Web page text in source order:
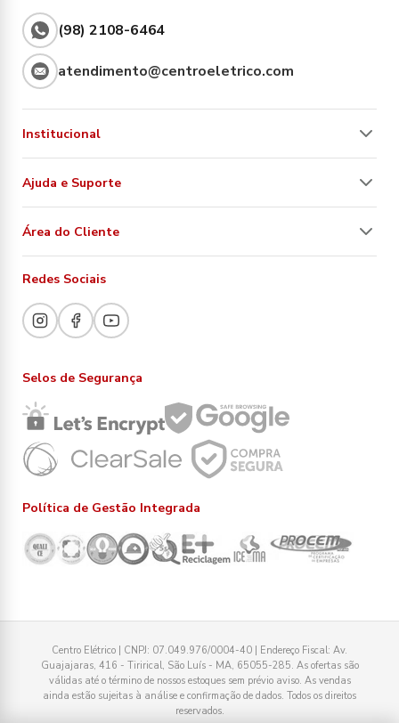
(98) 2108-6464
atendimento@centroeletrico.com
Institucional
Ajuda e Suporte
Área do Cliente
Redes Sociais
Selos de Segurança
Política de Gestão Integrada
Centro Elétrico | CNPJ: 07.049.976/0004-40 | Endereço Fiscal: Av.
Guajajaras, 416 - Tirirical, São Luís - MA, 65055-285. As ofertas são
válidas até o término de nossos estoques sem prévio aviso. As vendas
ainda estão sujeitas à análise e confirmação de dados. Todos os direitos
reservados.